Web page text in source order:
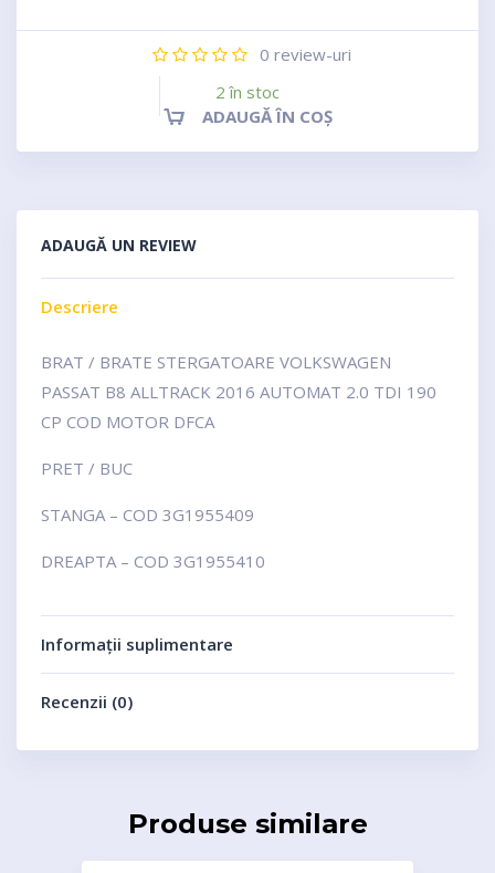
0 review-uri
2 în stoc
ADAUGĂ ÎN COȘ
ADAUGĂ UN REVIEW
Descriere
BRAT / BRATE STERGATOARE VOLKSWAGEN
PASSAT B8 ALLTRACK 2016 AUTOMAT 2.0 TDI 190
CP COD MOTOR DFCA
PRET / BUC
STANGA – COD 3G1955409
DREAPTA – COD 3G1955410
Informații suplimentare
Recenzii (0)
Produse similare